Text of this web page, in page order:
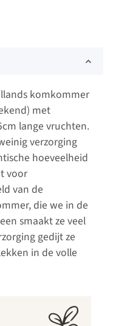
komkommer
met
lange vruchten.
verzorging
hoeveelheid
voor
van de
die we in de
smaakt ze veel
gedijt ze
in de volle